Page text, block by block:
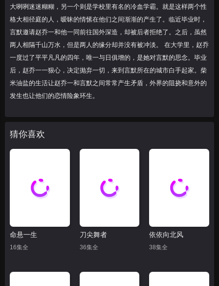
31 32 33
34 35
大咧咧迷迷糊糊，另一个则是学校里有名的冷血学霸。就是这样两个性
格大相径庭的人，暧昧的情愫在他们之间渐渐的产生了。临近毕业时，
言默邀请赵乔一和他一同前往国外深造，却被后者拒绝了。之后，虽然
两人相隔千山万水，但是两人的缘分却并没有被冲淡。 在大学里，赵乔
一度过了平平凡凡的四年，唯一与日俱增的，是她对言默的思念。毕业
后，赵乔一一狠心，决定抛弃一切，来到言默所在的城市白手起家。柴
米油盐的生活让赵乔一和言默之间常常产生矛盾，外界的阻挠和意外的
发生也让他们的恋情险象环生。
猜你喜欢
命悬一生
16集全
刀尖舞者
36集全
依依向北风
38集全